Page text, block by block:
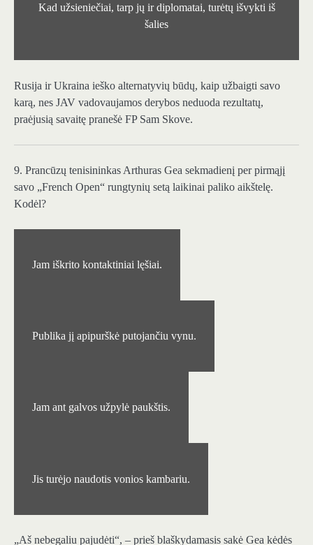
Kad užsieniečiai, tarp jų ir diplomatai, turėtų išvykti iš
šalies
Rusija ir Ukraina ieško alternatyvių būdų, kaip užbaigti savo
karą, nes JAV vadovaujamos derybos neduoda rezultatų,
praėjusią savaitę pranešė FP Sam Skove.
9. Prancūzų tenisininkas Arthuras Gea sekmadienį per pirmąjį
savo „French Open“ rungtynių setą laikinai paliko aikštelę.
Kodėl?
Jam iškrito kontaktiniai lęšiai.
Publika jį apipurškė putojančiu vynu.
Jam ant galvos užpylė paukštis.
Jis turėjo naudotis vonios kambariu.
„Aš nebegaliu pajudėti“, – prieš blaškydamasis sakė Gea kėdės